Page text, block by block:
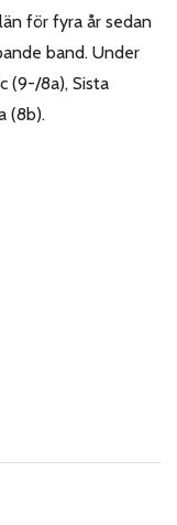
för fyra år sedan
band. Under
(9-/8a), Sista
(8b).